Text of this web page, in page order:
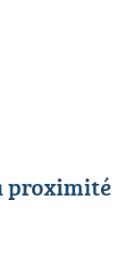
proximité